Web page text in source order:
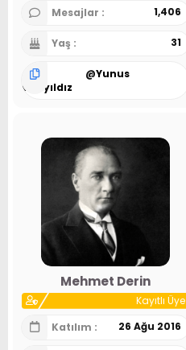
Mesajlar 1,406
Yaş 31
@Yunus
Gökyıldız
Mehmet Derin
Kayıtlı Üye
Katılım
26 Ağu 2016